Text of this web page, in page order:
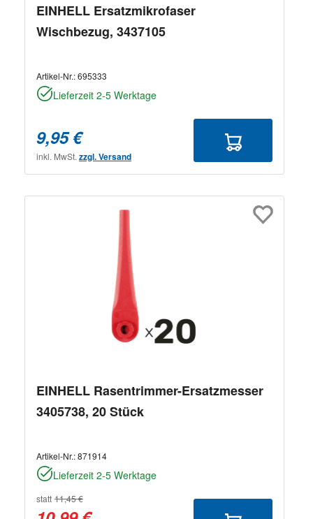
EINHELL Ersatzmikrofaser
Wischbezug, 3437105
Artikel-Nr.:695333
Lieferzeit 2-5 Werktage
9,95 €
inkl. MwSt. zzgl. Versand
EINHELL Rasentrimmer-Ersatzmesser
3405738, 20 Stück
Artikel-Nr.:871914
Lieferzeit 2-5 Werktage
statt 11,45 €